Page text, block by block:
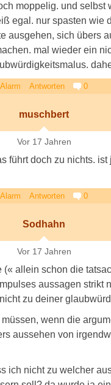
moppelig. und selbst
egal. nur spasten wie
ausgehen, sich übers
mal wieder ein
Alarm Antworten 0
muschbert
Vor 17 Jahren
führt doch zu nichts. ist
Alarm Antworten 0
Sodhahn
Vor 17 Jahren
(« allein schon die
aussagen strikt
zu deiner
wenn die
aussehen von
ich nicht zu welcher